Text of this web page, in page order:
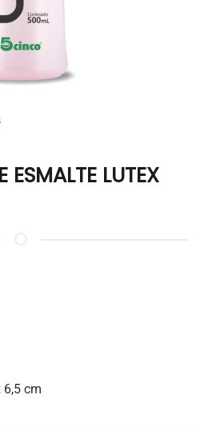
ESMALTE LUTEX
6,5 cm